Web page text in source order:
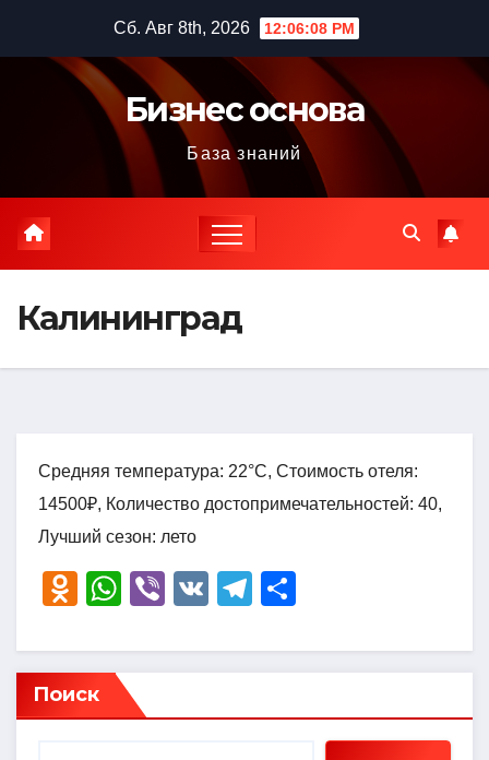
содержимому
Сб. Авг 8th, 2026 12:06:09 PM
Бизнес основа
База знаний
Калининград
Средняя температура: 22°C, Стоимость отеля:
14500₽, Количество достопримечательностей: 40,
Лучший сезон: лето
O
n
o
kl
W
at
s
A
Vi
er
V
T
e
a
р
в
Поиск